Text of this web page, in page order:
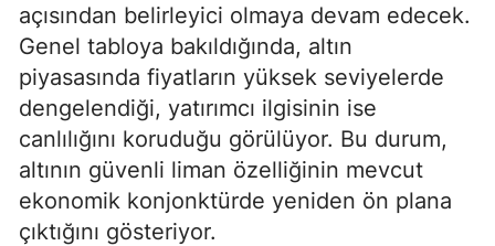
açısından belirleyici olmaya devam edecek.
Genel tabloya bakıldığında, altın
piyasasında fiyatların yüksek seviyelerde
dengelendiği, yatırımcı ilgisinin ise
canlılığını koruduğu görülüyor. Bu durum,
altının güvenli liman özelliğinin mevcut
ekonomik konjonktürde yeniden ön plana
çıktığını gösteriyor.